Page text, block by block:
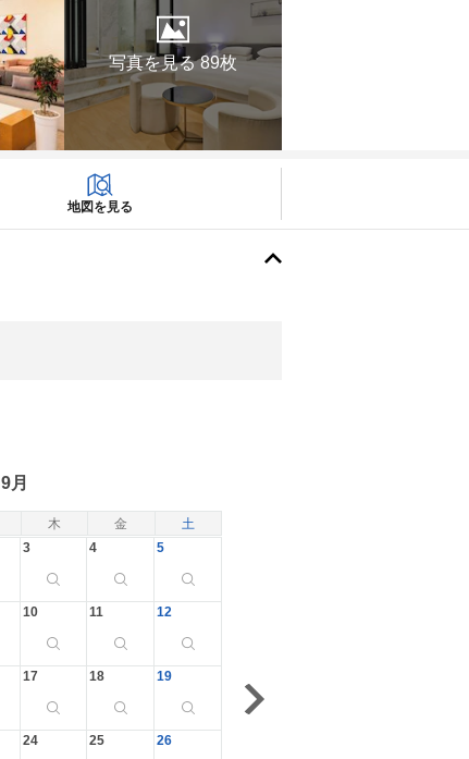
写真を見る 89枚
地図を見る
木 金 土
9月
3 4 5
10 11 12
17 18 19
24 25 26